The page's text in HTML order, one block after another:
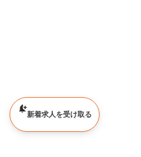
新着求人を受け取る